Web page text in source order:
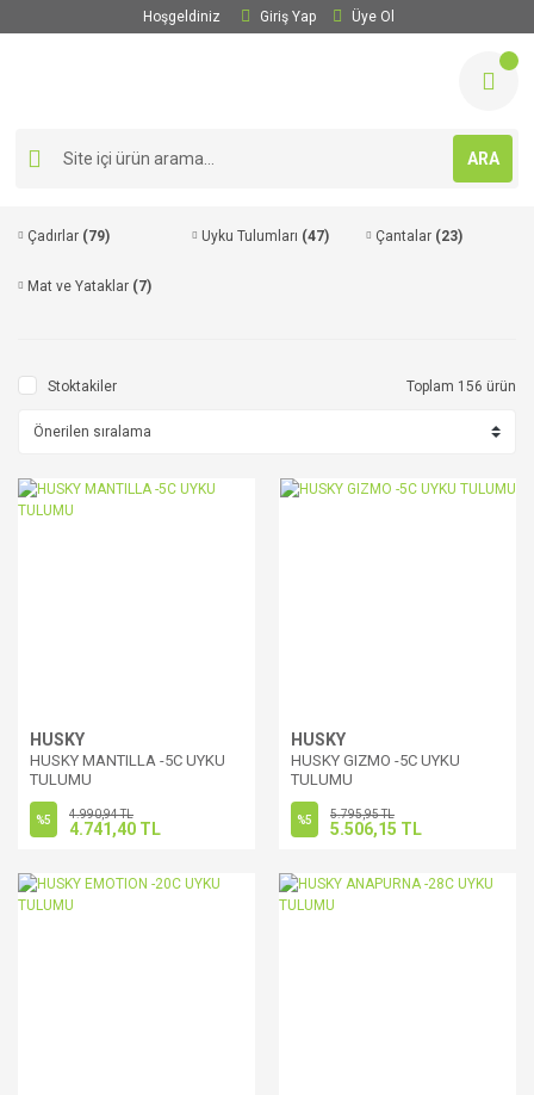
Hoşgeldiniz Giriş Yap Üye Ol
ARA
Çadırlar (79) Uyku Tulumları (47) Çantalar (23)
Mat ve Yataklar (7)
Stoktakiler Toplam 156 ürün
HUSKY
HUSKY MANTILLA -5C UYKU
TULUMU
%5 4.990,94 TL
4.741,40 TL
HUSKY
HUSKY GIZMO -5C UYKU
TULUMU
%5 5.795,95 TL
5.506,15 TL